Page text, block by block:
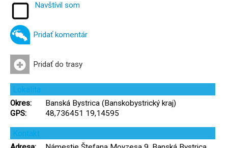
Navštívil som
Pridať komentár
Pridať do trasy
Lokalita
Okres:
Banská Bystrica (Banskobystrický kraj)
GPS:
48,736451 19,14595
Kontakt